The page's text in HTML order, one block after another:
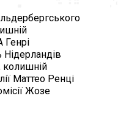
Нідерландів
колишній
Маттео Ренці
Жозе